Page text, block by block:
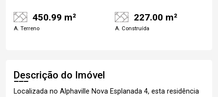
450.99 m²
A. Terreno
227.00 m²
A. Construída
Descrição do Imóvel
Localizada no Alphaville Nova Esplanada 4, esta residência